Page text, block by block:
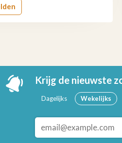
Krijg de nieuwste
Dagelijks Wekelijks